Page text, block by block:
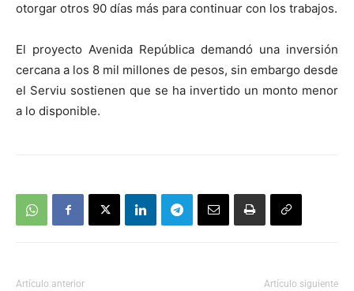
otorgar otros 90 días más para continuar con los trabajos.
El proyecto Avenida República demandó una inversión
cercana a los 8 mil millones de pesos, sin embargo desde
el Serviu sostienen que se ha invertido un monto menor
a lo disponible.
Artículo anterior Artículo siguiente